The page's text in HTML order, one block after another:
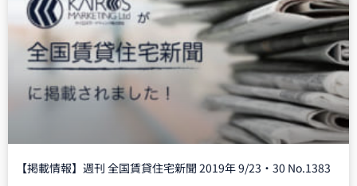
【掲載情報】週刊 全国賃貸住宅新聞 2019年 9/23・30 No.1383